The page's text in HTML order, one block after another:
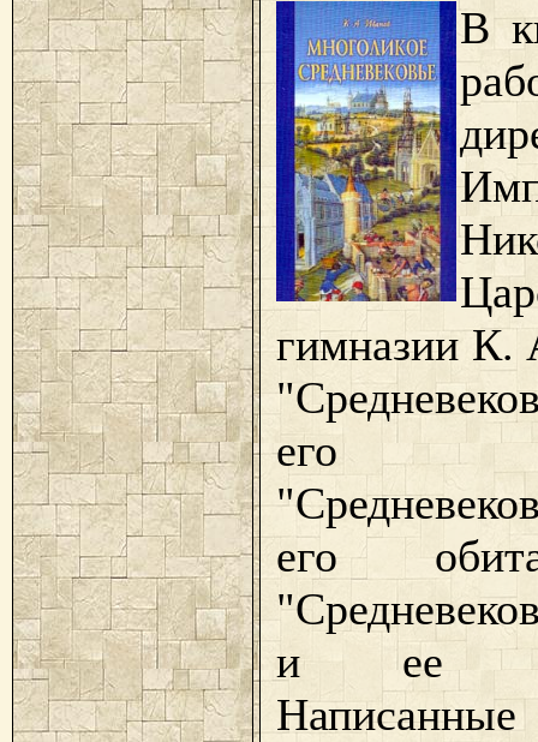
В
гимназии К.
его
его
и ее